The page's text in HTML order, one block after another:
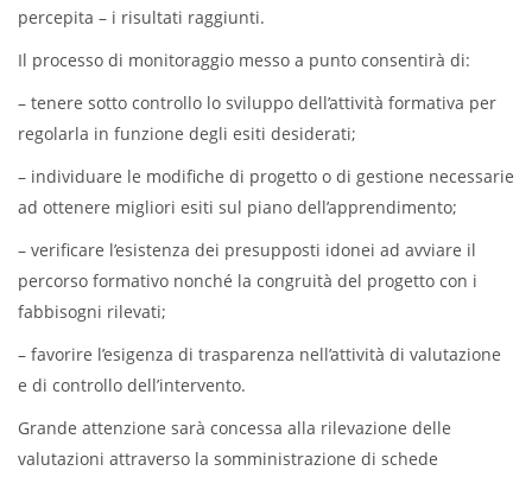
percepita – i risultati raggiunti.
Il processo di monitoraggio messo a punto consentirà di:
– tenere sotto controllo lo sviluppo dell’attività formativa per
regolarla in funzione degli esiti desiderati;
– individuare le modifiche di progetto o di gestione necessarie
ad ottenere migliori esiti sul piano dell’apprendimento;
– verificare l’esistenza dei presupposti idonei ad avviare il
percorso formativo nonché la congruità del progetto con i
fabbisogni rilevati;
– favorire l’esigenza di trasparenza nell’attività di valutazione
e di controllo dell’intervento.
Grande attenzione sarà concessa alla rilevazione delle
valutazioni attraverso la somministrazione di schede